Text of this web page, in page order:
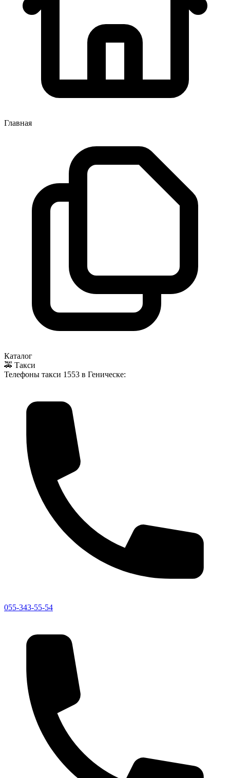
Главная
Каталог
🚕 Такси
Телефоны такси 1553 в Геническе:
055-343-55-54